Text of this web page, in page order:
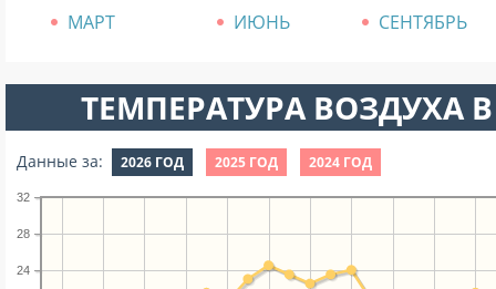
МАРТ
ИЮНЬ СЕНТЯБРЬ
ТЕМПЕРАТУРА ВОЗДУХА
Данные за: 2026 ГОД 2025 ГОД 2024 ГОД
24
28
32